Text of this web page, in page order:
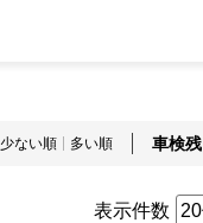
少ない順 多い順 車検残
表示件数